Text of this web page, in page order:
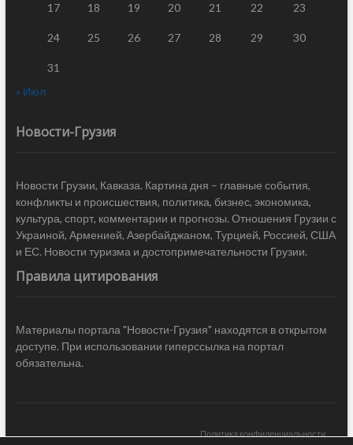
17 18 19 20 21 22 23
24 25 26 27 28 29 30
31
« Июл
Новости-Грузия
Новости Грузии, Кавказа. Картина дня – главные события,
конфликты и происшествия, политика, бизнес, экономика,
культура, спорт, комментарии и прогнозы. Отношения Грузии с
Украиной, Арменией, Азербайджаном, Турцией, Россией, США
и ЕС. Новости туризма и достопримечательности Грузии.
Правила цитирования
Материалы портала "Новости-Грузия" находятся в открытом
доступе. При использовании гиперссылка на портал
обязательна.
Политика конфиденциальности